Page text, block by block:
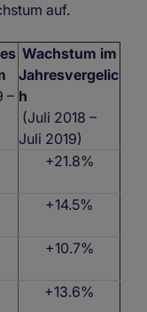
auf.
–
Wachstum im
Jahresvergelic
h
(Juli 2018 –
Juli 2019)
+21.8%
+14.5%
+10.7%
+13.6%